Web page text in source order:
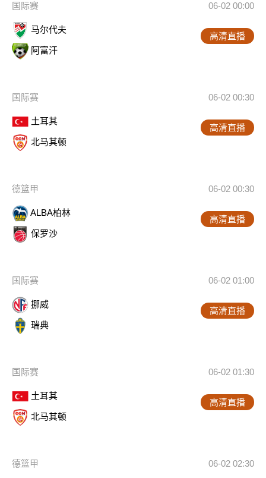
国际赛 06-02 00:00
马尔代夫
阿富汗
高清直播
国际赛 06-02 00:30
土耳其
北马其顿
高清直播
德篮甲 06-02 00:30
ALBA柏林
保罗沙
高清直播
国际赛 06-02 01:00
挪威
瑞典
高清直播
国际赛 06-02 01:30
土耳其
北马其顿
高清直播
德篮甲 06-02 02:30